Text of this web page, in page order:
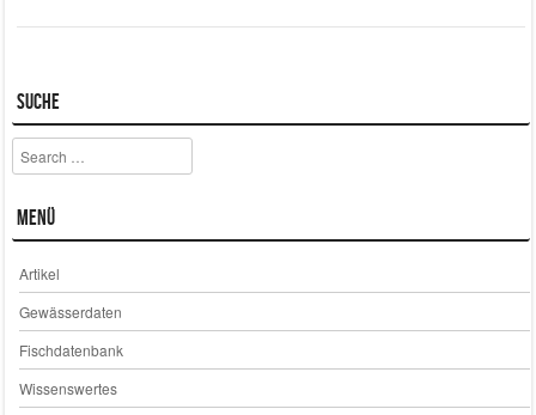
Suche
Search
Menü
Artikel
Gewässerdaten
Fischdatenbank
Wissenswertes